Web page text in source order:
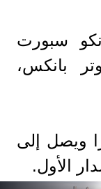
2021 برونكو سبورت
بانكس،
من 26.820 دولارًا ويصل إلى